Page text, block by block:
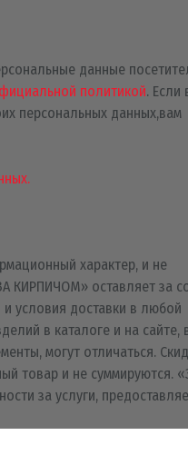
данные
политикой. Если
персональных данных,вам
характер, и не
КИРПИЧОМ» оставляет за
условия доставки в любой
в каталоге и на сайте,
могут отличаться.
товар и не суммируются.
за услуги,